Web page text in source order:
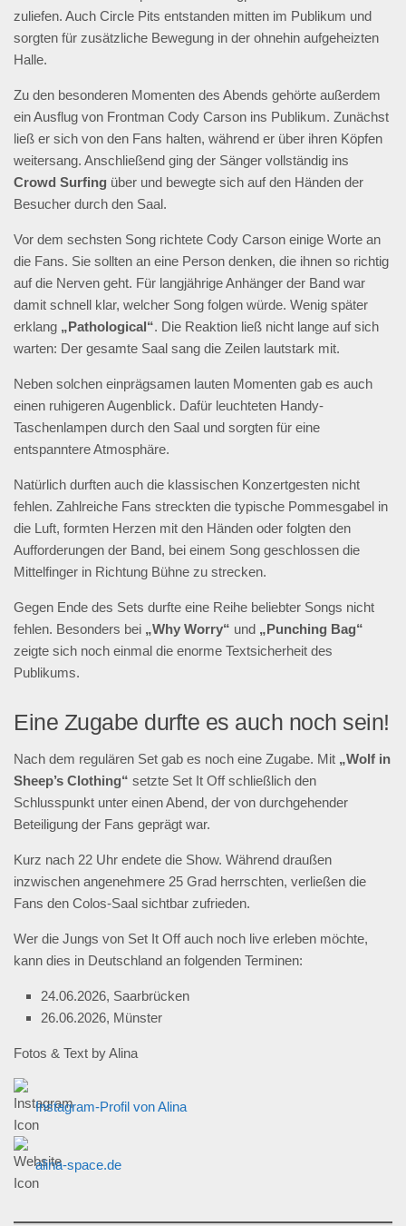
zuliefen. Auch Circle Pits entstanden mitten im Publikum und
sorgten für zusätzliche Bewegung in der ohnehin aufgeheizten
Halle.
Zu den besonderen Momenten des Abends gehörte außerdem
ein Ausflug von Frontman Cody Carson ins Publikum. Zunächst
ließ er sich von den Fans halten, während er über ihren Köpfen
weitersang. Anschließend ging der Sänger vollständig ins
Crowd Surfing über und bewegte sich auf den Händen der
Besucher durch den Saal.
Vor dem sechsten Song richtete Cody Carson einige Worte an
die Fans. Sie sollten an eine Person denken, die ihnen so richtig
auf die Nerven geht. Für langjährige Anhänger der Band war
damit schnell klar, welcher Song folgen würde. Wenig später
erklang „Pathological“. Die Reaktion ließ nicht lange auf sich
warten: Der gesamte Saal sang die Zeilen lautstark mit.
Neben solchen einprägsamen lauten Momenten gab es auch
einen ruhigeren Augenblick. Dafür leuchteten Handy-
Taschenlampen durch den Saal und sorgten für eine
entspanntere Atmosphäre.
Natürlich durften auch die klassischen Konzertgesten nicht
fehlen. Zahlreiche Fans streckten die typische Pommesgabel in
die Luft, formten Herzen mit den Händen oder folgten den
Aufforderungen der Band, bei einem Song geschlossen die
Mittelfinger in Richtung Bühne zu strecken.
Gegen Ende des Sets durfte eine Reihe beliebter Songs nicht
fehlen. Besonders bei „Why Worry“ und „Punching Bag“
zeigte sich noch einmal die enorme Textsicherheit des
Publikums.
Eine Zugabe durfte es auch noch sein!
Nach dem regulären Set gab es noch eine Zugabe. Mit „Wolf in
Sheep’s Clothing“ setzte Set It Off schließlich den
Schlusspunkt unter einen Abend, der von durchgehender
Beteiligung der Fans geprägt war.
Kurz nach 22 Uhr endete die Show. Während draußen
inzwischen angenehmere 25 Grad herrschten, verließen die
Fans den Colos-Saal sichtbar zufrieden.
Wer die Jungs von Set It Off auch noch live erleben möchte,
kann dies in Deutschland an folgenden Terminen:
24.06.2026, Saarbrücken
26.06.2026, Münster
Fotos & Text by Alina
Instagram-Profil von Alina
alina-space.de